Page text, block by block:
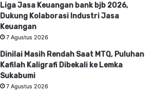
Liga Jasa Keuangan bank bjb 2026,
Dukung Kolaborasi Industri Jasa
Keuangan
7 Agustus 2026
Dinilai Masih Rendah Saat MTQ, Puluhan
Kafilah Kaligrafi Dibekali ke Lemka
Sukabumi
7 Agustus 2026